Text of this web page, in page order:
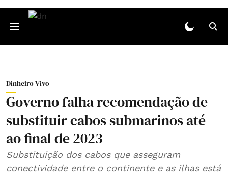
Dinheiro Vivo
Governo falha recomendação de
substituir cabos submarinos até
ao final de 2023
Substituição dos cabos que asseguram
conectividade entre o continente e as ilhas está